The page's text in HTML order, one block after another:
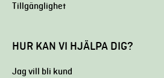
Tillgänglighet
HUR KAN VI HJÄLPA DIG?
Jag vill bli kund